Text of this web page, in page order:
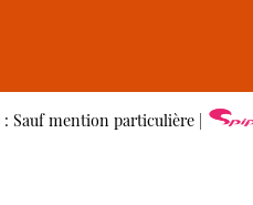
Sauf mention particulière |